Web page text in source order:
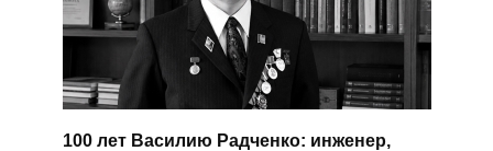
100 лет Василию Радченко: инженер,